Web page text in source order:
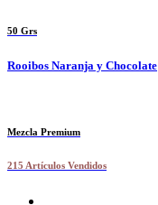
50 Grs
Rooibos Naranja y Chocolate
Mezcla Premium
215 Artículos Vendidos